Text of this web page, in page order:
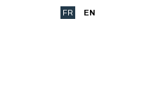
FR EN